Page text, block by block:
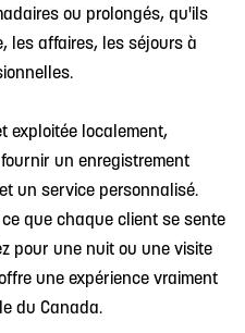
ou prolongés, qu'ils
les affaires, les séjours à
exploitée localement,
un enregistrement
un service personnalisé.
que chaque client se sente
pour une nuit ou une visite
une expérience vraiment
du Canada.